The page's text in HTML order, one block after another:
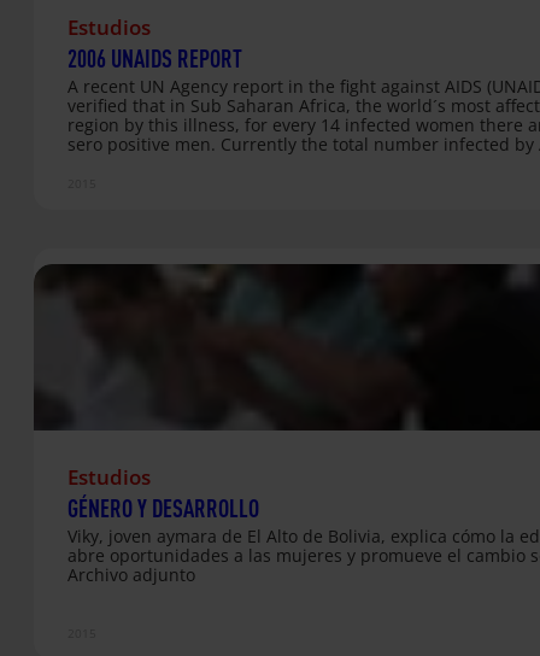
Estudios
2006 UNAIDS REPORT
A recent UN Agency report in the fight against AIDS
verified that in Sub Saharan Africa, the world´s most
region by this illness, for every 14 infected women there
sero positive men. Currently the total number infected by
Estudios
GÉNERO Y DESARROLLO
Viky, joven aymara de El Alto de Bolivia, explica cómo la
abre oportunidades a las mujeres y promueve el cambio
Archivo adjunto